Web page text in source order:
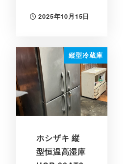
投稿日
2025年10月15日
縦型冷蔵庫
ホシザキ 縦
型恒温高湿庫